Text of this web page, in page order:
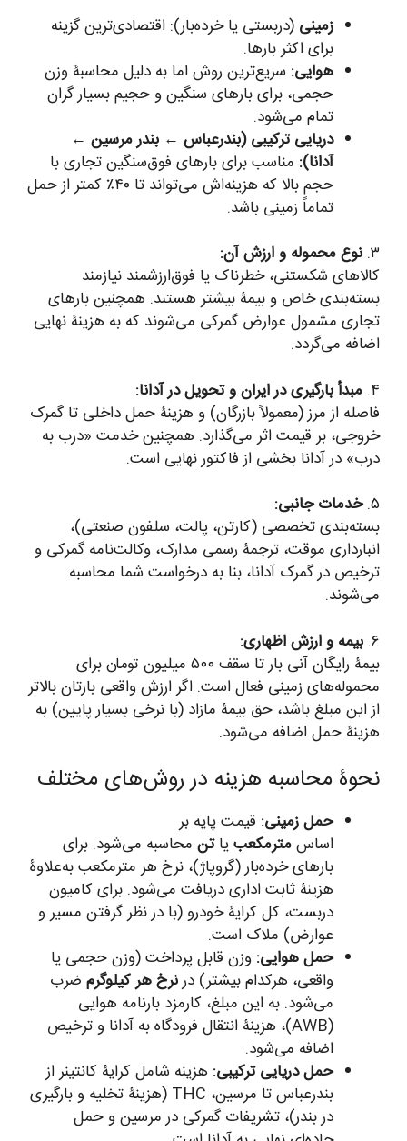
زمینی (دربستی یا خرده‌بار): اقتصادی‌ترین گزینه
برای اکثر بارها.
هوایی: سریع‌ترین روش اما به دلیل محاسبۀ وزن
حجمی، برای بارهای سنگین و حجیم بسیار گران
تمام می‌شود.
دریایی ترکیبی (بندرعباس ← بندر مرسین ←
آدانا): مناسب برای بارهای فوق‌سنگین تجاری با
حجم بالا که هزینه‌اش می‌تواند تا ۴۰٪ کمتر از حمل
تماماً زمینی باشد.
۳. نوع محموله و ارزش آن:
کالاهای شکستنی، خطرناک یا فوق‌ارزشمند نیازمند
بسته‌بندی خاص و بیمۀ بیشتر هستند. همچنین بارهای
تجاری مشمول عوارض گمرکی می‌شوند که به هزینۀ نهایی
اضافه می‌گردد.
۴. مبدأ بارگیری در ایران و تحویل در آدانا:
فاصله از مرز (معمولاً بازرگان) و هزینۀ حمل داخلی تا گمرک
خروجی، بر قیمت اثر می‌گذارد. همچنین خدمت «درب به
درب» در آدانا بخشی از فاکتور نهایی است.
۵. خدمات جانبی:
بسته‌بندی تخصصی (کارتن، پالت، سلفون صنعتی)،
انبارداری موقت، ترجمۀ رسمی مدارک، وکالت‌نامه گمرکی و
ترخیص در گمرک آدانا، بنا به درخواست شما محاسبه
می‌شوند.
۶. بیمه و ارزش اظهاری:
بیمۀ رایگان آنی بار تا سقف ۵۰۰ میلیون تومان برای
محموله‌های زمینی فعال است. اگر ارزش واقعی بارتان بالاتر
از این مبلغ باشد، حق بیمۀ مازاد (با نرخی بسیار پایین) به
هزینۀ حمل اضافه می‌شود.
نحوۀ محاسبه هزینه در روش‌های مختلف
حمل زمینی: قیمت پایه بر
اساسمترمکعبیاتن محاسبه می‌شود. برای
بارهای خرده‌بار (گروپاژ)، نرخ هر مترمکعب به‌علاوۀ
هزینۀ ثابت اداری دریافت می‌شود. برای کامیون
دربست، کل کرایۀ خودرو (با در نظر گرفتن مسیر و
عوارض) ملاک است.
حمل هوایی: وزن قابل پرداخت (وزن حجمی یا
واقعی، هرکدام بیشتر) درنرخ هر کیلوگرم ضرب
می‌شود. به این مبلغ، کارمزد بارنامه هوایی
(AWB)، هزینۀ انتقال فرودگاه به آدانا و ترخیص
اضافه می‌شود.
حمل دریایی ترکیبی: هزینه شامل کرایۀ کانتینر از
بندرعباس تا مرسین، THC (هزینۀ تخلیه و بارگیری
در بندر)، تشریفات گمرکی در مرسین و حمل